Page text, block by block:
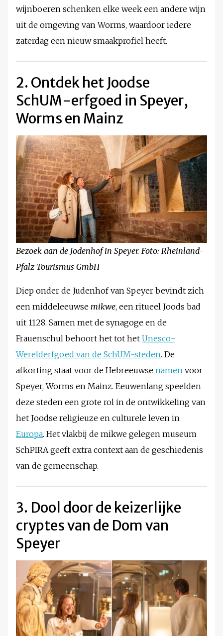
wijnboeren schenken elke week een andere wijn
uit de omgeving van Worms, waardoor iedere
zaterdag een nieuw smaakprofiel heeft.
2. Ontdek het Joodse
SchUM-erfgoed in Speyer,
Worms en Mainz
Bezoek aan de Jodenhof in Speyer. Foto: Rheinland-
Pfalz Tourismus GmbH
Diep onder de Judenhof van Speyer bevindt zich
een middeleeuwse mikwe, een ritueel Joods bad
uit 1128. Samen met de synagoge en de
Frauenschul behoort het tot het Unesco-
Werelderfgoed van de SchUM-steden. De
afkorting staat voor de Hebreeuwse namen voor
Speyer, Worms en Mainz. Eeuwenlang speelden
deze steden een grote rol in de ontwikkeling van
het Joodse religieuze en culturele leven in
Europa. Het vlakbij de mikwe gelegen museum
SchPIRA geeft extra context aan de geschiedenis
van de gemeenschap.
3. Dool door de keizerlijke
cryptes van de Dom van
Speyer